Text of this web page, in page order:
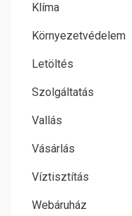
Klíma
Környezetvédelem
Letöltés
Szolgáltatás
Vallás
Vásárlás
Víztisztítás
Webáruház